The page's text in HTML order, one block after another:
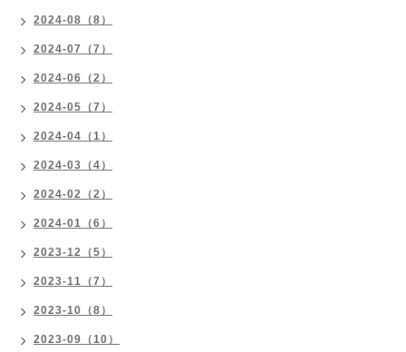
2024-08（8）
2024-07（7）
2024-06（2）
2024-05（7）
2024-04（1）
2024-03（4）
2024-02（2）
2024-01（6）
2023-12（5）
2023-11（7）
2023-10（8）
2023-09（10）